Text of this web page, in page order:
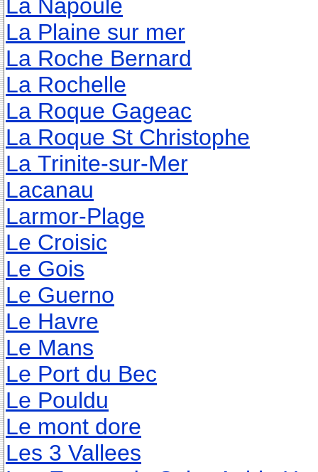
La Napoule
La Plaine sur mer
La Roche Bernard
La Rochelle
La Roque Gageac
La Roque St Christophe
La Trinite-sur-Mer
Lacanau
Larmor-Plage
Le Croisic
Le Gois
Le Guerno
Le Havre
Le Mans
Le Port du Bec
Le Pouldu
Le mont dore
Les 3 Vallees